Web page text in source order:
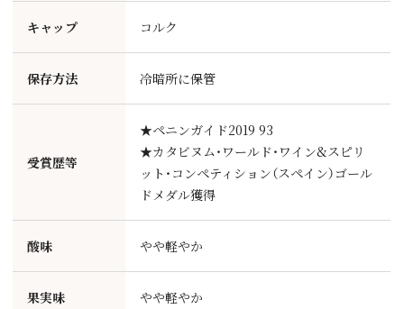
キャップ コルク
保存方法 冷暗所に保管
受賞歴等
★ペニンガイド2019 93
★カタビヌム・ワールド・ワイン&スピリ
ット・コンペティション（スペイン）ゴール
ドメダル獲得
酸味 やや軽やか
果実味 やや軽やか